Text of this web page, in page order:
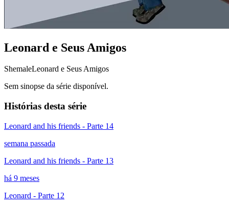
Leonard e Seus Amigos
ShemaleLeonard e Seus Amigos
Sem sinopse da série disponível.
Histórias desta série
Leonard and his friends - Parte 14
semana passada
Leonard and his friends - Parte 13
há 9 meses
Leonard - Parte 12